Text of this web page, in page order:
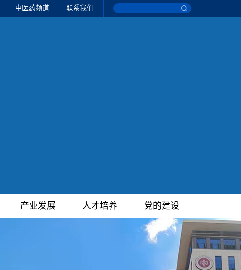
中医药频道 联系我们
产业发展 人才培养 党的建设